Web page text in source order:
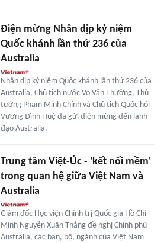
Điện mừng Nhân dịp kỷ niệm
Quốc khánh lần thứ 236 của
Australia
Nhân dịp kỷ niệm Quốc khánh lần thứ 236 của
Australia, Chủ tịch nước Võ Văn Thưởng, Thủ
tướng Phạm Minh Chính và Chủ tịch Quốc hội
Vương Đình Huệ đã gửi điện mừng đến lãnh
đạo Australia.
Trung tâm Việt-Úc - 'kết nối mềm'
trong quan hệ giữa Việt Nam và
Australia
Giám đốc Học viện Chính trị Quốc gia Hồ Chí
Minh Nguyễn Xuân Thắng đề nghị Chính phủ
Australia, các ban, bộ, ngành của Việt Nam